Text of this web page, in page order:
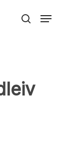
search
Menu